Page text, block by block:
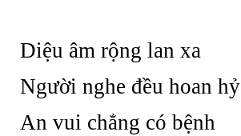
Diệu âm rộng lan xa
Người nghe đều hoan hỷ
An vui chẳng có bệnh